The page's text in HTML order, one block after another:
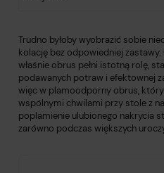
Trudno byłoby wyobrazić sobie
kolację bez odpowiedniej
właśnie obrus pełni istotną rolę,
podawanych potraw i efektownej
więc w plamoodporny obrus,
wspólnymi chwilami przy stole z
poplamienie ulubionego nakrycia
zarówno podczas większych